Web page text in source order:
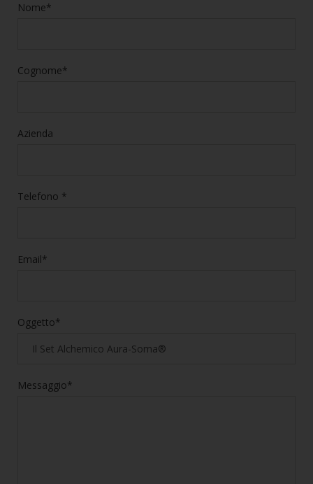
Nome*
Cognome*
Azienda
Telefono *
Email*
Oggetto*
Messaggio*